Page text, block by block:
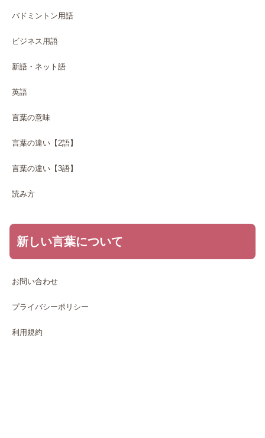
バドミントン用語
ビジネス用語
新語・ネット語
英語
言葉の意味
言葉の違い【2語】
言葉の違い【3語】
読み方
新しい言葉について
お問い合わせ
プライバシーポリシー
利用規約